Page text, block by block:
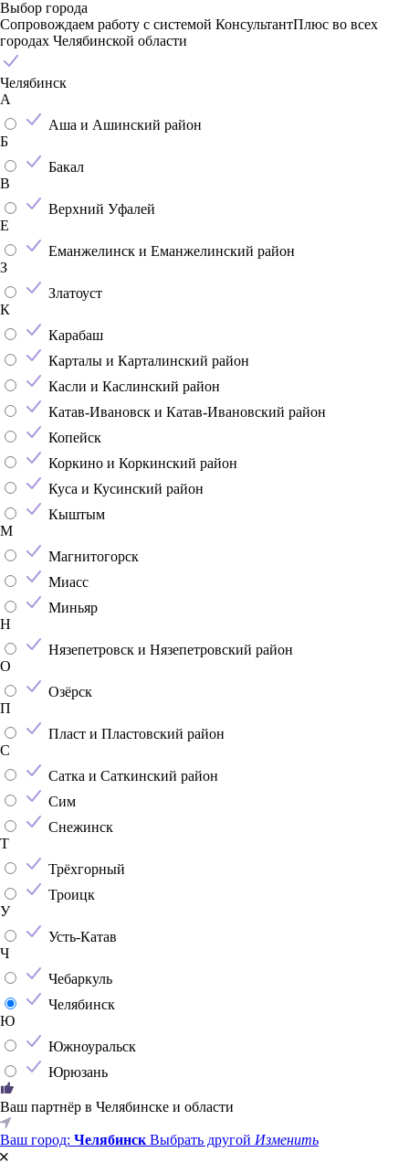
Выбор города
Сопровождаем работу с системой КонсультантПлюс во всех
городах Челябинской области
Челябинск
А
Аша и Ашинский район
Б
Бакал
В
Верхний Уфалей
Е
Еманжелинск и Еманжелинский район
З
Златоуст
К
Карабаш
Карталы и Карталинский район
Касли и Каслинский район
Катав-Ивановск и Катав-Ивановский район
Копейск
Коркино и Коркинский район
Куса и Кусинский район
Кыштым
М
Магнитогорск
Миасс
Миньяр
Н
Нязепетровск и Нязепетровский район
О
Озёрск
П
Пласт и Пластовский район
С
Сатка и Саткинский район
Сим
Снежинск
Т
Трёхгорный
Троицк
У
Усть-Катав
Ч
Чебаркуль
Челябинск
Ю
Южноуральск
Юрюзань
Ваш партнёр в Челябинске и области
Ваш город: Челябинск Выбрать другой Изменить